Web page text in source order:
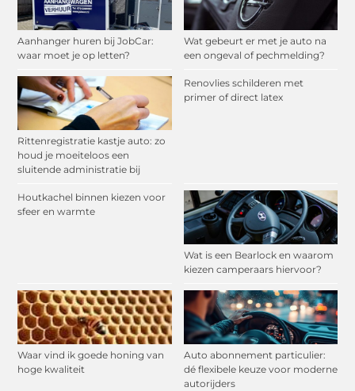
Aanhanger huren bij JobCar:
waar moet je op letten?
Wat gebeurt er met je auto na
een ongeval of pechmelding?
Rittenregistratie kastje auto: zo
houd je moeiteloos een
sluitende administratie bij
Renovlies schilderen met
primer of direct latex
Houtkachel binnen kiezen voor
sfeer en warmte
Wat is een Bearlock en waarom
kiezen camperaars hiervoor?
Waar vind ik goede honing van
hoge kwaliteit
Auto abonnement particulier:
dé flexibele keuze voor moderne
autorijders